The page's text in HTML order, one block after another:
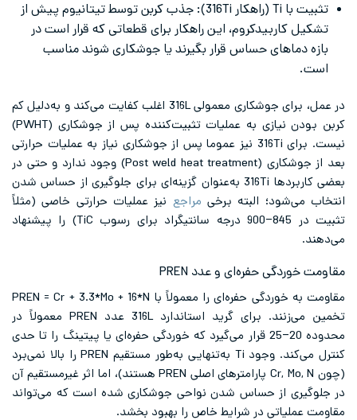
تثبیت با Ti (راهکار 316Ti): جذب کربن توسط تیتانیوم پیش از
تشکیل کاربیدکروم، این راهکار برای قطعاتی که قرار است در
بازه دماهای حساس قرار بگیرند یا جوشکاری شوند مناسب
است.
در عمل، برای جوشکاری معمولی 316L اغلب کفایت می‌کند و به‌دلیل کم
کربن بودن نیازی به عملیات تثبیت‌کننده پس از جوشکاری (PWHT)
نیست. برای 316Ti نیز عموما پس از جوشکاری نیاز به عملیات حرارتی
بعد از جوشکاری (Post weld heat treatment) وجود ندارد و حتی در
بعضی کاربردها 316Ti به‌عنوان گزینه‌ای برای جلوگیری از حساس شدن
انتخاب می‌شود؛ البته برخی مراجع نیز عملیات حرارتی خاصی (مثلاً
تثبیت در 845–900 درجه سانتیگراد برای رسوب TiC) را پیشنهاد
می‌دهند.
مقاومت خوردگی حفره‌ای و عدد PREN
مقاومت به خوردگی حفره‌ای را معمولاً با PREN = Cr + 3.3*Mo + 16*N
تخمین می‌زنند. برای گرید استاندارد 316L عدد PREN معمولاً در
محدوده 20–25 قرار می‌گیرد که خوردگی حفره‌ای یا پیتینگ را تا حدی
کنترل می‌کند. وجود Ti به‌تنهایی به‌طور مستقیم PREN را بالا نمی‌برد
(چون Cr, Mo, N پارامترهای اصلی PREN هستند)، اما اثر غیرمستقیم آن
در جلوگیری از حساس شدن نواحی جوشکاری شده است که می‌تواند
مقاومت عملیاتی در شرایط خاص را بهبود بخشد.